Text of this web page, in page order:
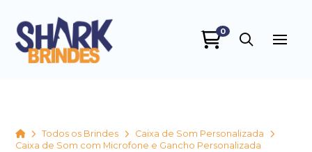
0
HomeTodos os Brindes
Caixa de Som Personalizada
Caixa de Som com Microfone e Gancho Personalizada